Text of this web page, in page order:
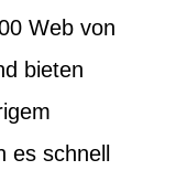
Web von
bieten
es schnell